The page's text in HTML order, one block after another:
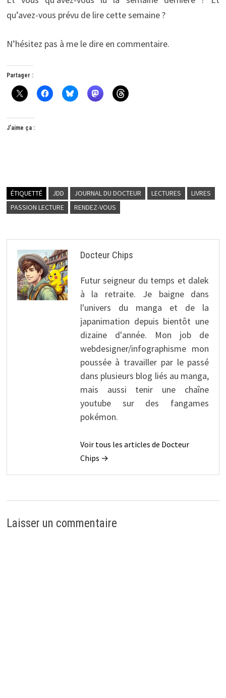
qu’avez-vous prévu de lire cette semaine ?
N’hésitez pas à me le dire en commentaire.
Partager :
J’aime ça :
ÉTIQUETTÉ JDD JOURNAL DU DOCTEUR LECTURES
LIVRES
PASSION LECTURE
RENDEZ-VOUS
Docteur Chips
Futur seigneur du temps et dalek
à la retraite. Je baigne dans
l'univers du manga et de la
japanimation depuis bientôt une
dizaine d'année. Mon job de
webdesigner/infographisme mon
poussée à travailler par le passé
dans plusieurs blog liés au manga,
mais aussi tenir une chaîne
youtube sur des fangames
pokémon.
Voir tous les articles de Docteur
Chips →
Laisser un commentaire